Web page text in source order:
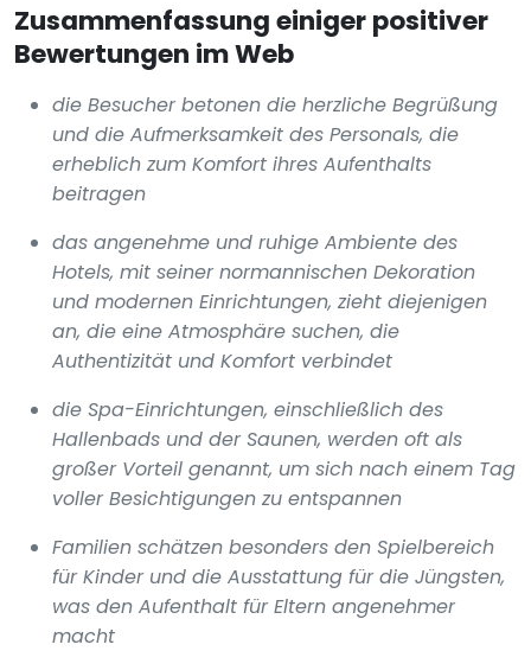
Zusammenfassung einiger positiver
Bewertungen im Web
die Besucher betonen die herzliche Begrüßung
und die Aufmerksamkeit des Personals, die
erheblich zum Komfort ihres Aufenthalts
beitragen
das angenehme und ruhige Ambiente des
Hotels, mit seiner normannischen Dekoration
und modernen Einrichtungen, zieht diejenigen
an, die eine Atmosphäre suchen, die
Authentizität und Komfort verbindet
die Spa-Einrichtungen, einschließlich des
Hallenbads und der Saunen, werden oft als
großer Vorteil genannt, um sich nach einem Tag
voller Besichtigungen zu entspannen
Familien schätzen besonders den Spielbereich
für Kinder und die Ausstattung für die Jüngsten,
was den Aufenthalt für Eltern angenehmer
macht